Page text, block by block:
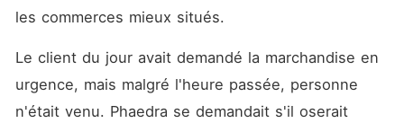
les commerces mieux situés.
Le client du jour avait demandé la marchandise en
urgence, mais malgré l'heure passée, personne
n'était venu. Phaedra se demandait s'il oserait